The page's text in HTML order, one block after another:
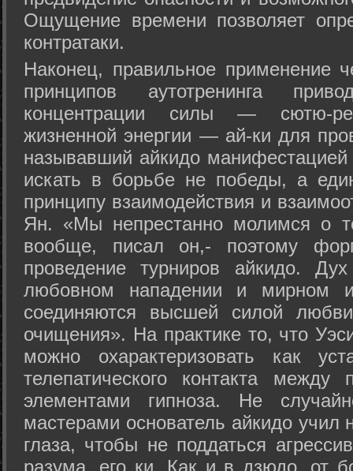
Ощущение времени позволяет
контратаки.
Наконец, правильное применение
принципов аутотренинга
концентрации силы — сютю-
жизненной энергии — ай-ки для
называвший айкидо
искать в борьбе не победы, а
принципу взаимодействия и
Ян. «Мы непрестанно молимся о
вообще, писал он,- поэтому
проведение турниров айкидо.
любовном нападении и мирном
соединяются высшей силой
очищения». На практике то, что
можно охарактеризовать как
телепатического контакта между
элементами гипноза. Не
мастерами основатель айкидо учил
глаза, чтобы не поддаться
разума, его ки. Как и в дзюдо, от